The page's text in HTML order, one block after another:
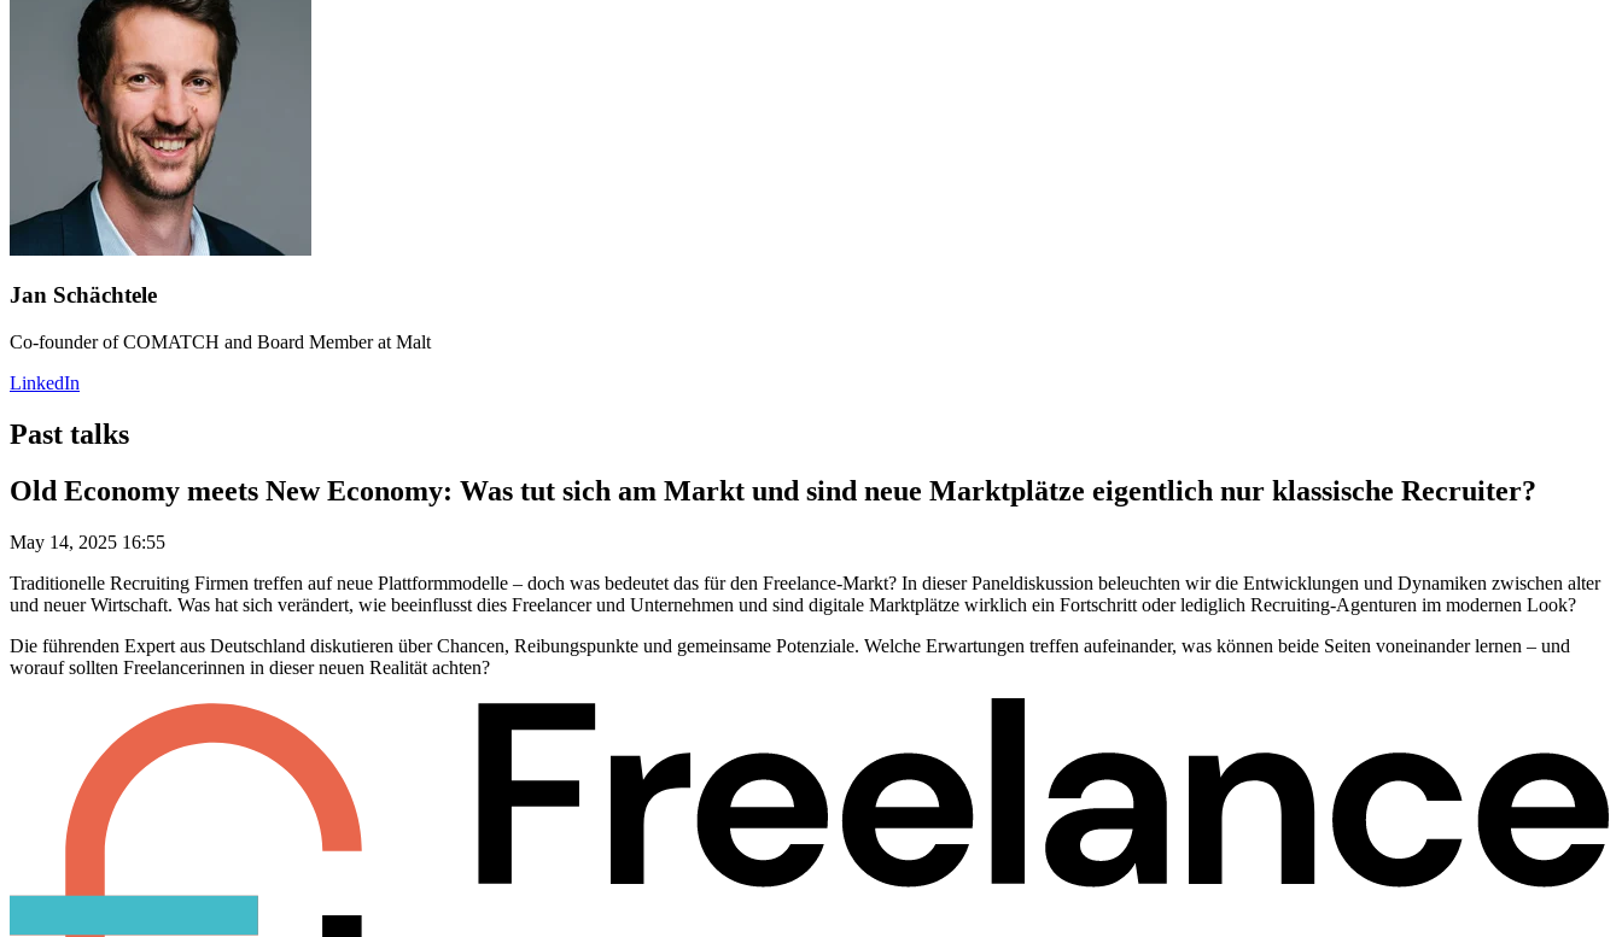
Jan Schächtele
Co-founder of COMATCH and Board Member at Malt
LinkedIn
Past talks
Old Economy meets New Economy: Was tut sich am Markt und sind neue Marktplätze eigentlich nur klassische Recruiter?
May 14, 2025 16:55
Traditionelle Recruiting Firmen treffen auf neue Plattformmodelle – doch was bedeutet das für den Freelance-Markt? In dieser Paneldiskussion beleuchten wir die Entwicklungen und Dynamiken zwischen alter
und neuer Wirtschaft. Was hat sich verändert, wie beeinflusst dies Freelancer und Unternehmen und sind digitale Marktplätze wirklich ein Fortschritt oder lediglich Recruiting-Agenturen im modernen Look?
Die führenden Expert aus Deutschland diskutieren über Chancen, Reibungspunkte und gemeinsame Potenziale. Welche Erwartungen treffen aufeinander, was können beide Seiten voneinander lernen – und
worauf sollten Freelancerinnen in dieser neuen Realität achten?